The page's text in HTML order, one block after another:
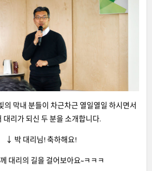
의 막내 분들이 차근차근 열일열일 하시면서
대리가 되신 두 분을 소개합니다.
↓ 박 대리님! 축하해요!
대리의 길을 걸어보아요~ㅋㅋㅋ